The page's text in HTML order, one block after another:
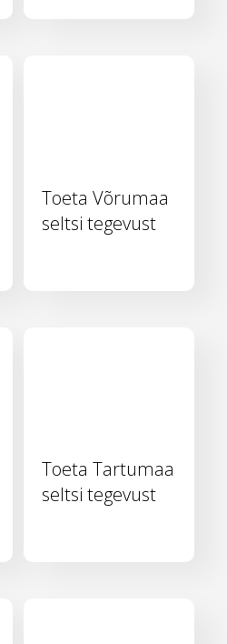
Toeta Võrumaa
seltsi tegevust
Toeta Tartumaa
seltsi tegevust